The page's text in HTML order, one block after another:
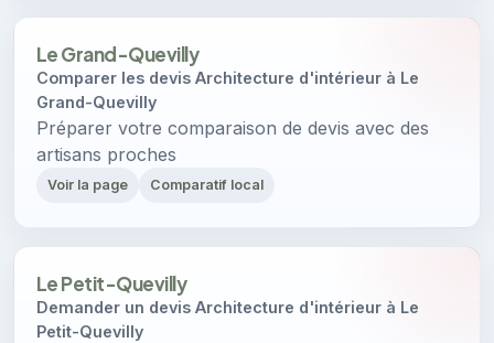
Le Grand-Quevilly
Comparer les devis Architecture d'intérieur à Le
Grand-Quevilly
Préparer votre comparaison de devis avec des
artisans proches
Voir la page Comparatif local
Le Petit-Quevilly
Demander un devis Architecture d'intérieur à Le
Petit-Quevilly